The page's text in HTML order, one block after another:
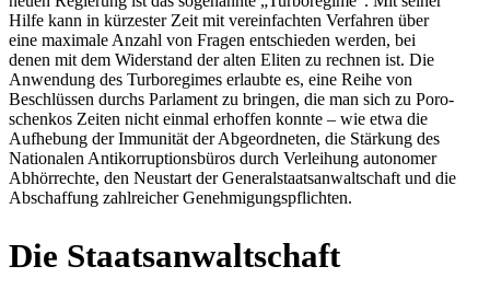
Hilfe kann in kür­zes­ter Zeit mit ver­ein­fach­ten Ver­fah­ren über
eine maxi­male Anzahl von Fragen ent­schie­den werden, bei
denen mit dem Wider­stand der alten Eliten zu rechnen ist. Die
Anwen­dung des Tur­bo­re­gimes erlaubte es, eine Reihe von
Beschlüs­sen durchs Par­la­ment zu bringen, die man sich zu Poro­
schen­kos Zeiten nicht einmal erhof­fen konnte – wie etwa die
Auf­he­bung der Immu­ni­tät der Abge­ord­ne­ten, die Stär­kung des
Natio­na­len Anti­kor­rup­ti­ons­bü­ros durch Ver­lei­hung auto­no­mer
Abhör­rechte, den Neu­start der Gene­ral­staats­an­walt­schaft und die
Abschaf­fung zahl­rei­cher Genehmigungspflichten.
Die Staats­an­walt­schaft